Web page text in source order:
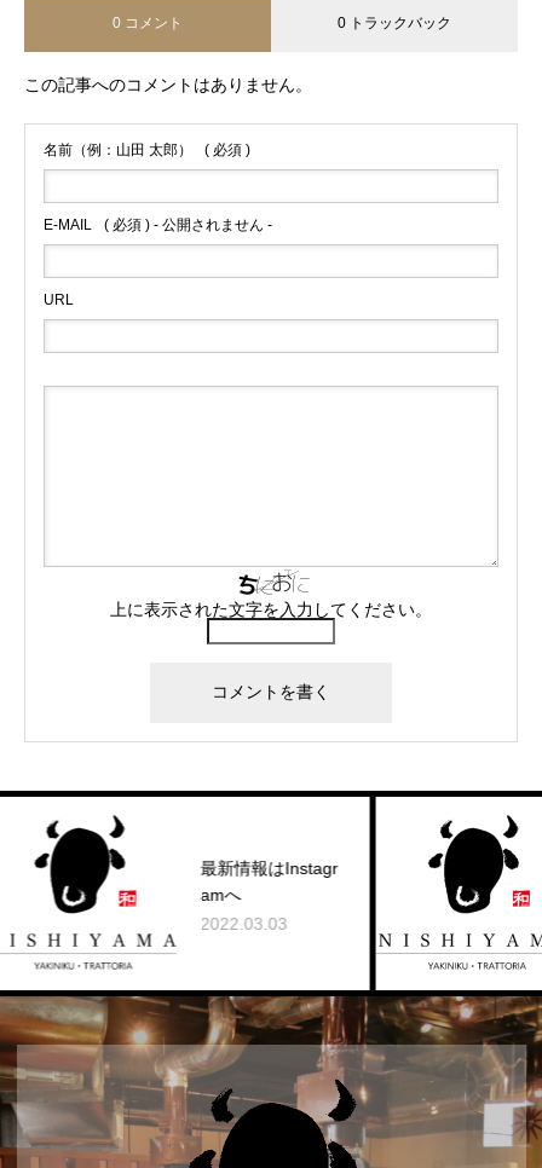
0 コメント 0 トラックバック
この記事へのコメントはありません。
名前（例：山田 太郎） ( 必須 )
E-MAIL ( 必須 ) - 公開されません -
URL
上に表示された文字を入力してください。
最新情報はInstagr
amへ
2022.03.03
た